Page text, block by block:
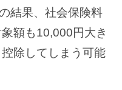
結果、社会保険料
額も10,000円大き
除してしまう可能